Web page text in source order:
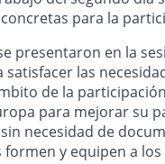
para la
presentaron en la
las
de la
para mejorar su
necesidad de
y equipen a